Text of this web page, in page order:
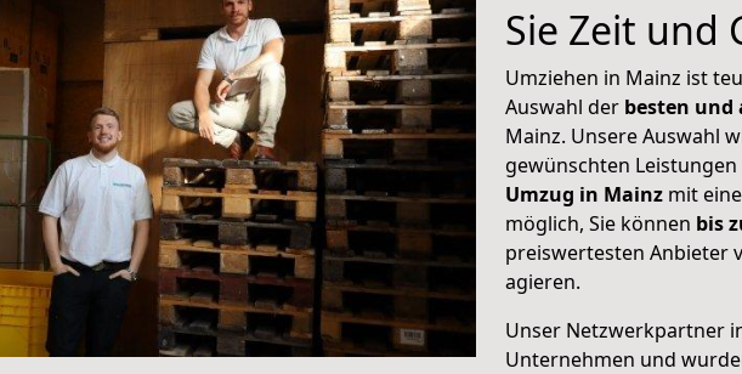
Sie Zeit und
Umziehen in Mainz ist
Auswahl der besten und
Mainz. Unsere Auswahl
gewünschten
Umzug in Mainz mit
möglich, Sie können bis
preiswertesten Anbieter
agieren.
Unser Netzwerkpartner
Unternehmen und